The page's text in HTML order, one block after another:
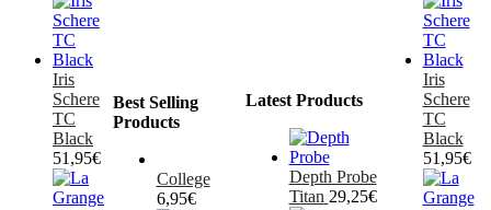
Iris
Schere
TC
Black
51,95€
Best Selling
Products
College
6,95€
Latest Products
Depth Probe
Titan 29,25€
Iris
Schere
TC
Black
51,95€